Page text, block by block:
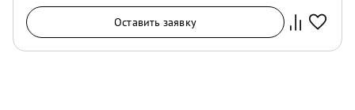
Оставить заявку